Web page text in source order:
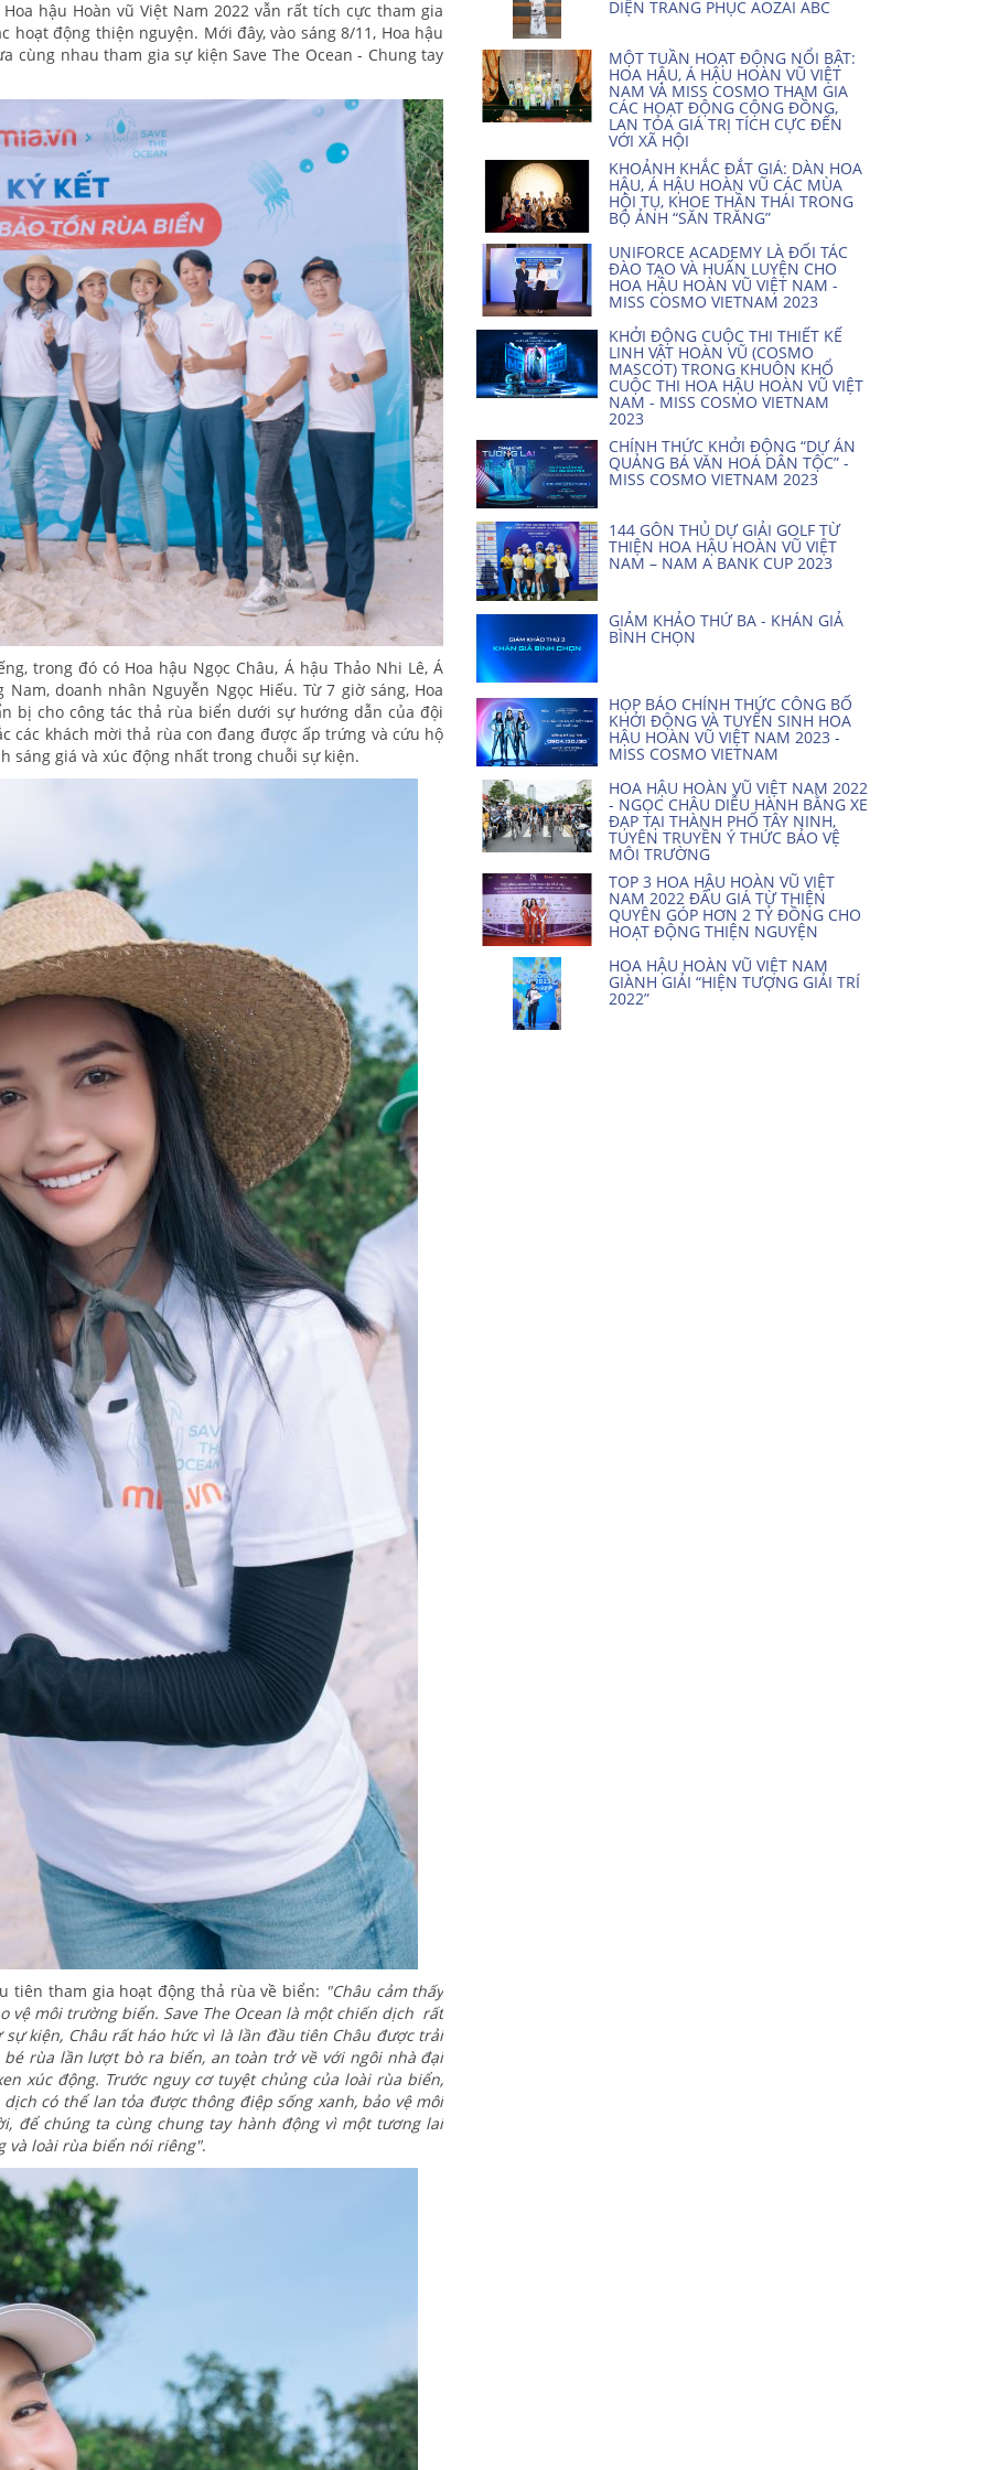
hậu Hoàn vũ Việt Nam 2022 vẫn rất tích cực tham gia
hoạt động thiện nguyện. Mới đây, vào sáng 8/11, Hoa hậu
cùng nhau tham gia sự kiện Save The Ocean - Chung tay
trong đó có Hoa hậu Ngọc Châu, Á hậu Thảo Nhi Lê, Á
Nam, doanh nhân Nguyễn Ngọc Hiếu. Từ 7 giờ sáng, Hoa
bị cho công tác thả rùa biển dưới sự hướng dẫn của đội
các khách mời thả rùa con đang được ấp trứng và cứu hộ
giá và xúc động nhất trong chuỗi sự kiện.
tiên tham gia hoạt động thả rùa về biển: "Châu cảm thấy
môi trường biển. Save The Ocean là một chiến dịch rất
kiện, Châu rất háo hức vì là lần đầu tiên Châu được trải
rùa lần lượt bò ra biển, an toàn trở về với ngôi nhà đại
xúc động. Trước nguy cơ tuyệt chủng của loài rùa biển,
có thể lan tỏa được thông điệp sống xanh, bảo vệ môi
để chúng ta cùng chung tay hành động vì một tương lai
và loài rùa biển nói riêng".
DIỆN TRANG PHỤC AOZAI ABC
MỘT TUẦN HOẠT ĐỘNG NỔI BẬT:
HOA HẬU, Á HẬU HOÀN VŨ VIỆT
NAM VÀ MISS COSMO THAM GIA
CÁC HOẠT ĐỘNG CỘNG ĐỒNG,
LAN TỎA GIÁ TRỊ TÍCH CỰC ĐẾN
VỚI XÃ HỘI
KHOẢNH KHẮC ĐẮT GIÁ: DÀN HOA
HẬU, Á HẬU HOÀN VŨ CÁC MÙA
HỘI TỤ, KHOE THẦN THÁI TRONG
BỘ ẢNH “SĂN TRĂNG”
UNIFORCE ACADEMY LÀ ĐỐI TÁC
ĐÀO TẠO VÀ HUẤN LUYỆN CHO
HOA HẬU HOÀN VŨ VIỆT NAM -
MISS COSMO VIETNAM 2023
KHỞI ĐỘNG CUỘC THI THIẾT KẾ
LINH VẬT HOÀN VŨ (COSMO
MASCOT) TRONG KHUÔN KHỔ
CUỘC THI HOA HẬU HOÀN VŨ VIỆT
NAM - MISS COSMO VIETNAM
2023
CHÍNH THỨC KHỞI ĐỘNG “DỰ ÁN
QUẢNG BÁ VĂN HOÁ DÂN TỘC” -
MISS COSMO VIETNAM 2023
144 GÔN THỦ DỰ GIẢI GOLF TỪ
THIỆN HOA HẬU HOÀN VŨ VIỆT
NAM – NAM A BANK CUP 2023
GIẢM KHẢO THỨ BA - KHÁN GIẢ
BÌNH CHỌN
HỌP BÁO CHÍNH THỨC CÔNG BỐ
KHỞI ĐỘNG VÀ TUYỂN SINH HOA
HẬU HOÀN VŨ VIỆT NAM 2023 -
MISS COSMO VIETNAM
HOA HẬU HOÀN VŨ VIỆT NAM 2022
- NGỌC CHÂU DIỄU HÀNH BẰNG XE
ĐẠP TẠI THÀNH PHỐ TÂY NINH,
TUYÊN TRUYỀN Ý THỨC BẢO VỆ
MÔI TRƯỜNG
TOP 3 HOA HẬU HOÀN VŨ VIỆT
NAM 2022 ĐẤU GIÁ TỪ THIỆN
QUYÊN GÓP HƠN 2 TỶ ĐỒNG CHO
HOẠT ĐỘNG THIỆN NGUYỆN
HOA HẬU HOÀN VŨ VIỆT NAM
GIÀNH GIẢI “HIỆN TƯỢNG GIẢI TRÍ
2022”